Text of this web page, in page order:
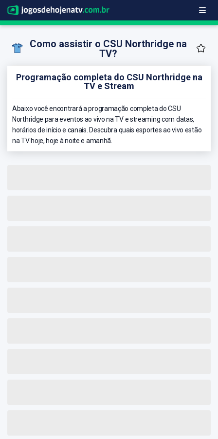
Como assistir o CSU Northridge na
TV?
Programação completa do CSU Northridge na
TV e Stream
Abaixo você encontrará a programação completa do CSU
Northridge para eventos ao vivo na TV e streaming com datas,
horários de início e canais. Descubra quais esportes ao vivo estão
na TV hoje, hoje à noite e amanhã.